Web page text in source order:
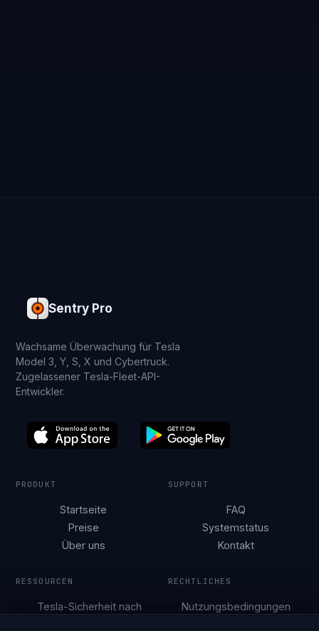
Sentry Pro
Wachsame Überwachung für Tesla
Model 3, Y, S, X und Cybertruck.
Zugelassener Tesla-Fleet-API-
Entwickler.
PRODUKT
Startseite
Preise
Über uns
SUPPORT
FAQ
Systemstatus
Kontakt
RESSOURCEN
Tesla-Sicherheit nach
RECHTLICHES
Nutzungsbedingungen